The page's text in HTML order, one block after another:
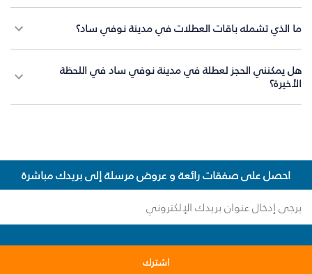
ما الذي تشمله باقات العطلات في مدينة نوفي ساد؟
هل يمكنني الحجز لعطلة في مدينة نوفي ساد في اللحظة
الأخيرة؟
احصل على صفقات رائعة و عروض مرسلة إلى بريدك مباشرة
اشترك